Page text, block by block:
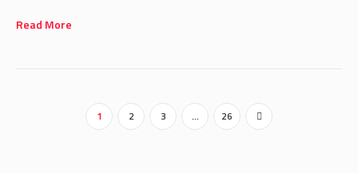
Read More
1 2 3 … 26